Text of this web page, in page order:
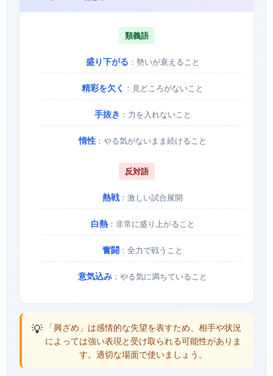
類義語
盛り下がる ：勢いが衰えること
精彩を欠く ：見どころがないこと
手抜き ：力を入れないこと
惰性 ：やる気がないまま続けること
反対語
熱戦 ：激しい試合展開
白熱：非常に盛り上がること
奮闘 ：全力で戦うこと
意気込み ：やる気に満ちていること
💡 「興ざめ」は感情的な失望を表すため、相手や状況
によっては強い表現と受け取られる可能性がありま
す。適切な場面で使いましょう。